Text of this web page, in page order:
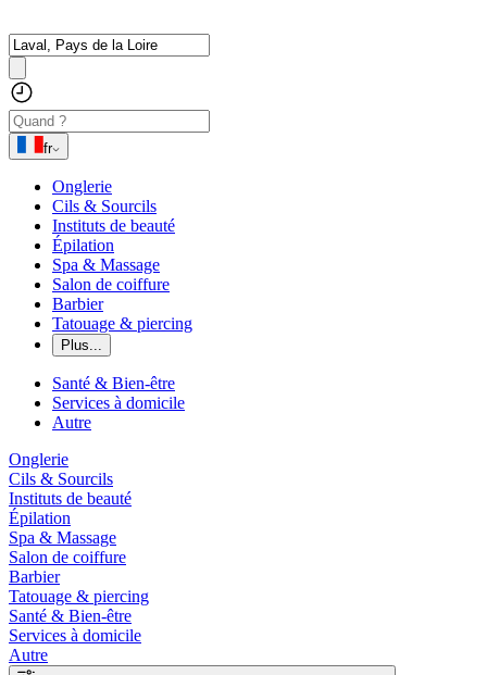
fr
Onglerie
Cils & Sourcils
Instituts de beauté
Épilation
Spa & Massage
Salon de coiffure
Barbier
Tatouage & piercing
Plus...
Santé & Bien-être
Services à domicile
Autre
Onglerie
Cils & Sourcils
Instituts de beauté
Épilation
Spa & Massage
Salon de coiffure
Barbier
Tatouage & piercing
Santé & Bien-être
Services à domicile
Autre